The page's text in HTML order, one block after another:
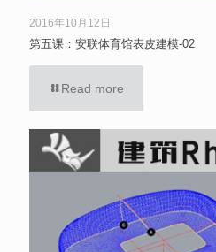
2016年10月12日
第五课：安联体育馆表皮建模-02
Read more